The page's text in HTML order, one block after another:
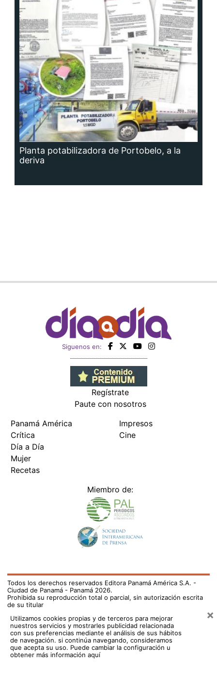
Planta potabilizadora de Portobelo, a la
deriva
Siguenos en:
Regístrate
Paute con nosotros
Panamá América
Crítica
Día a Día
Mujer
Recetas
Impresos
Cine
Miembro de:
Todos los derechos reservados Editora Panamá América S.A. -
Ciudad de Panamá - Panamá 2026.
Prohibida su reproducción total o parcial, sin autorización escrita
de su titular
Utilizamos cookies propias y de terceros para mejorar
nuestros servicios y mostrarles publicidad relacionada
con sus preferencias mediante el análisis de sus hábitos
de navegación. si continúa navegando, consideramos
que acepta su uso. Puede cambiar la configuración u
obtener más información aquí
×